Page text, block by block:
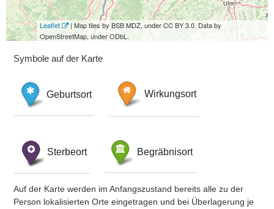
Leaflet
| Map tiles by BSB MDZ, under CC BY 3.0. Data by
OpenStreetMap, under ODbL.
Symbole auf der Karte
Geburtsort Wirkungsort
Sterbeort Begräbnisort
Auf der Karte werden im Anfangszustand bereits alle zu der
Person lokalisierten Orte eingetragen und bei Überlagerung je